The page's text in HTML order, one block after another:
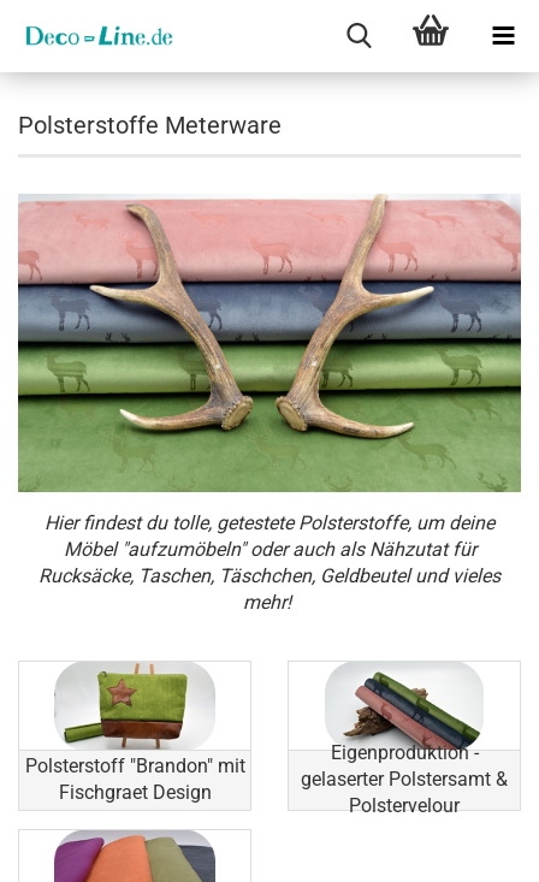
Polsterstoffe Meterware
Hier findest du tolle, getestete Polsterstoffe, um deine
Möbel "aufzumöbeln" oder auch als Nähzutat für
Rucksäcke, Taschen, Täschchen, Geldbeutel und vieles
mehr!
Polsterstoff "Brandon" mit
Fischgraet Design
Eigenproduktion -
gelaserter Polstersamt &
Polstervelour